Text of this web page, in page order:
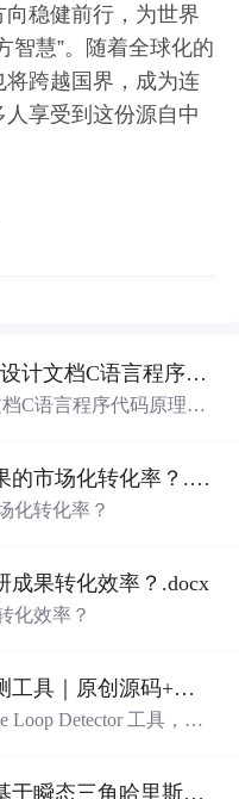
稳健前行，为世界
智慧”。随着全球化的
跨越国界，成为连
享受到这份源自中
stm32单片机项目资料课程设计文档C语言程序代码原理图电路PCB实例悬挂运动控制系统论文资料
C语言程序代码原理图
高校院所如何提升科研成果的市场化转化率？.docx
化转化率？
成果转化效率？.docx
化效率？
多智能体蜂巢消息循环检测工具｜原创源码+测试+离线报告
Loop Detector 工具，建
里斯鹰算法TTHHO实现多无人机协同集群避障